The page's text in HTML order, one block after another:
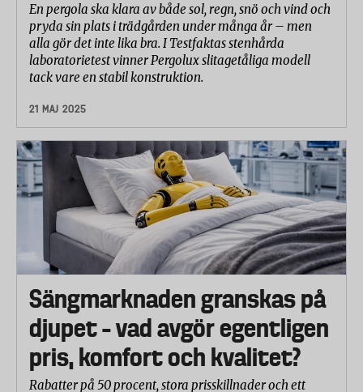
En pergola ska klara av både sol, regn, snö och vind och
pryda sin plats i trädgården under många år – men
alla gör det inte lika bra. I Testfaktas stenhårda
laboratorietest vinner Pergolux slitagetåliga modell
tack vare en stabil konstruktion.
21 MAJ 2025
Sängmarknaden granskas på
djupet – vad avgör egentligen
pris, komfort och kvalitet?
Rabatter på 50 procent, stora prisskillnader och ett